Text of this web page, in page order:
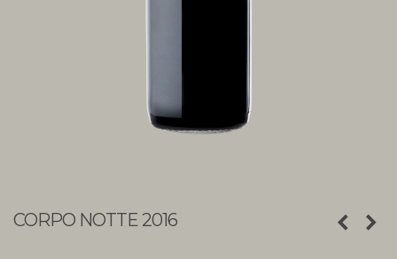
CORPO NOTTE 2016